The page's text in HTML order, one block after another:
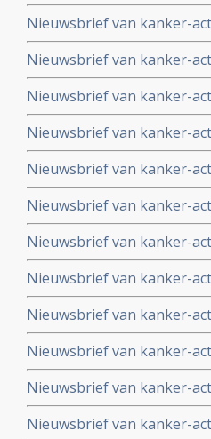
Nieuwsbrief van kanker-
Nieuwsbrief van kanker-
Nieuwsbrief van kanker-
Nieuwsbrief van kanker-
Nieuwsbrief van kanker-
Nieuwsbrief van kanker-
Nieuwsbrief van kanker-
Nieuwsbrief van kanker-
Nieuwsbrief van kanker-
Nieuwsbrief van kanker-
Nieuwsbrief van kanker-
Nieuwsbrief van kanker-